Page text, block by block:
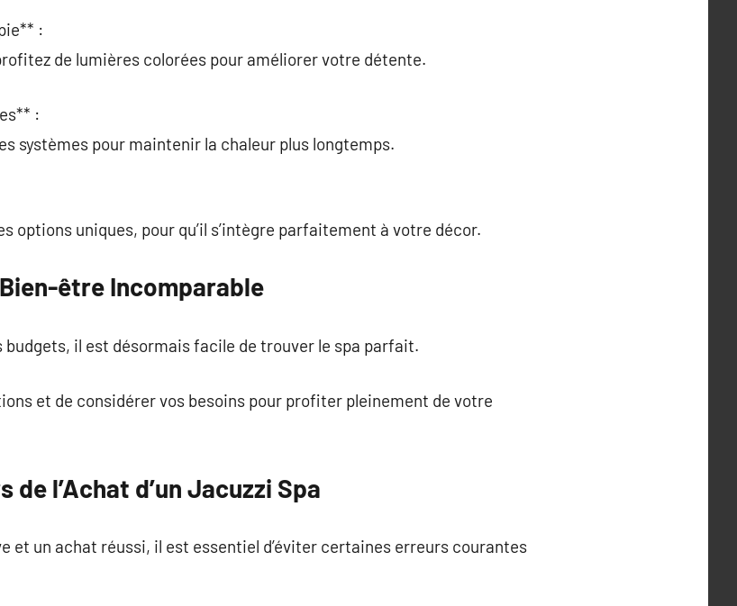
:
de lumières colorées pour améliorer votre détente.
:
systèmes pour maintenir la chaleur plus longtemps.
options uniques, pour qu’il s’intègre parfaitement à votre décor.
être Incomparable
budgets, il est désormais facile de trouver le spa parfait.
et de considérer vos besoins pour profiter pleinement de votre
l’Achat d’un Jacuzzi Spa
et un achat réussi, il est essentiel d’éviter certaines erreurs courantes